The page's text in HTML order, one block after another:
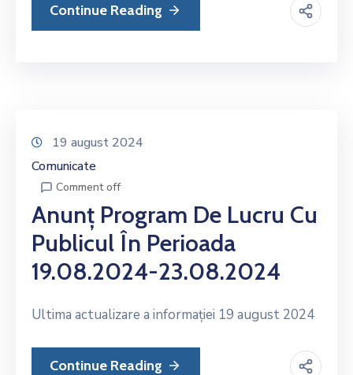
Continue Reading
19 august 2024
Comunicate
Comment off
Anunț Program De Lucru Cu
Publicul În Perioada
19.08.2024-23.08.2024
Ultima actualizare a informației 19 august 2024
Continue Reading